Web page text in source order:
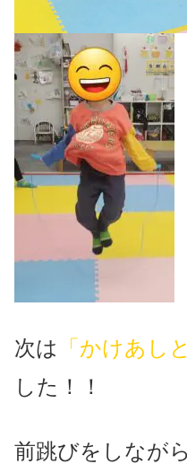
次は 「かけあし
した！！
前跳びをしなが